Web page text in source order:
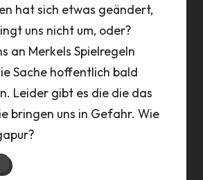
hat sich etwas geändert,
uns nicht um, oder?
an Merkels Spielregeln
Sache hoffentlich bald
Leider gibt es die die das
bringen uns in Gefahr. Wie